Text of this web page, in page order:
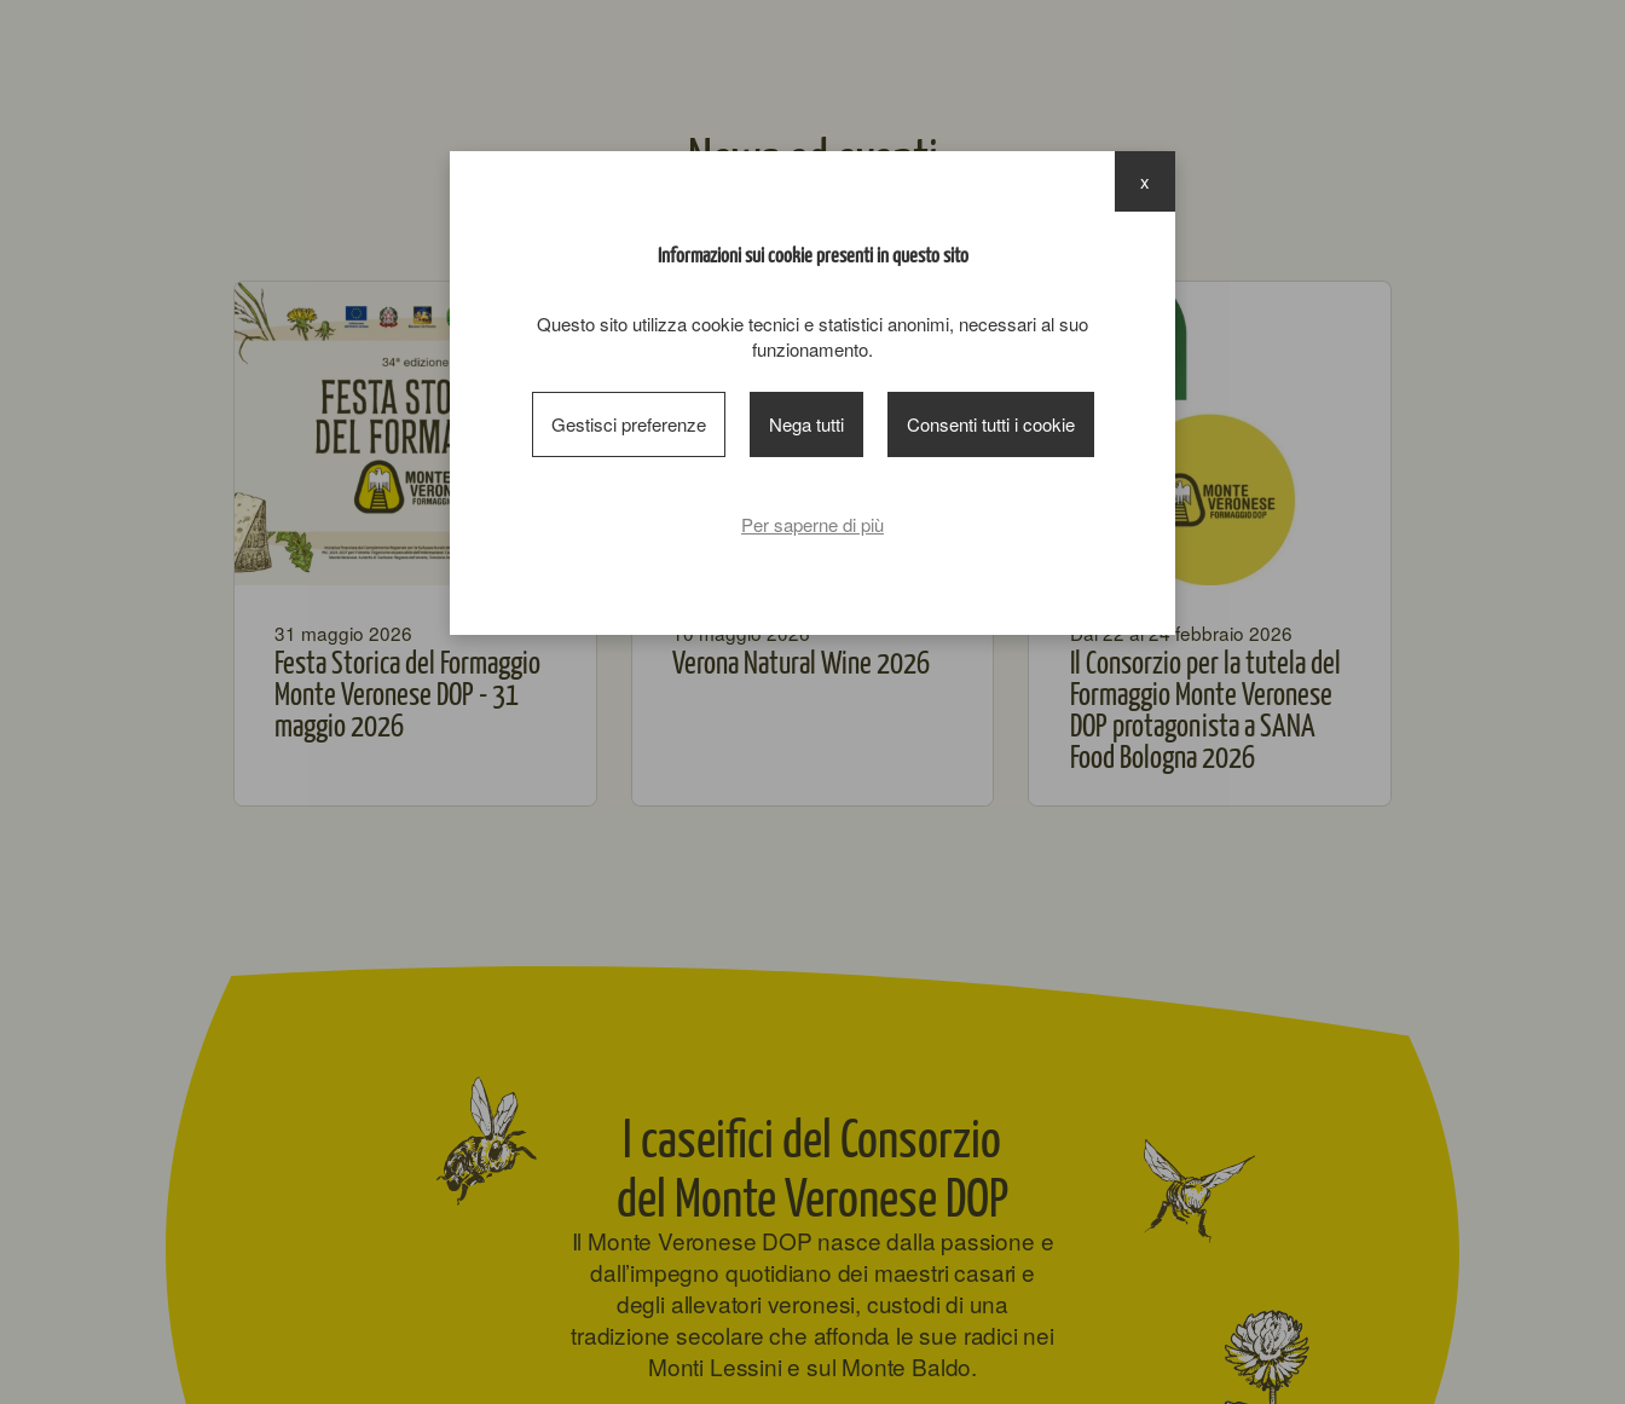
News ed eventi
31 maggio 2026
Festa Storica del Formaggio
Monte Veronese DOP - 31
maggio 2026
10 maggio 2026
Verona Natural Wine 2026
Dal 22 al 24 febbraio 2026
Il Consorzio per la tutela del
Formaggio Monte Veronese
DOP protagonista a SANA
Food Bologna 2026
I caseifici del Consorzio
del Monte Veronese DOP
Il Monte Veronese DOP nasce dalla passione e
dall’impegno quotidiano dei maestri casari e
degli allevatori veronesi, custodi di una
tradizione secolare che affonda le sue radici nei
Monti Lessini e sul Monte Baldo.
Informazioni sui cookie presenti in questo sito
Questo sito utilizza cookie tecnici e statistici anonimi, necessari al suo
funzionamento.
Gestisci preferenze Nega tutti Consenti tutti i cookie
Per saperne di più
x